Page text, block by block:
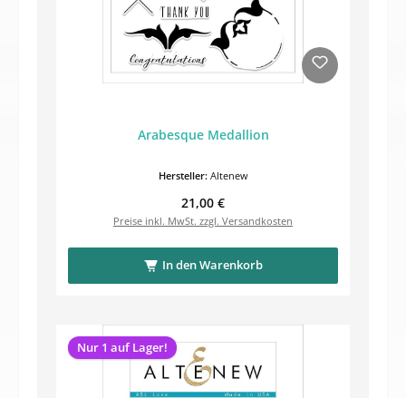
Arabesque Medallion
Hersteller: Altenew
Regulärer Preis:
21,00 €
Preise inkl. MwSt. zzgl. Versandkosten
In den Warenkorb
Nur 1 auf Lager!